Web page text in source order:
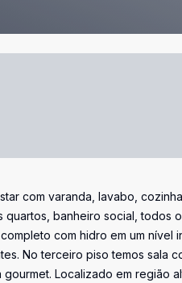
com varanda, lavabo,
banheiro social, todos
com hidro em um
No terceiro piso temos sala
Localizado em região